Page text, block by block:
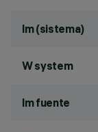
lm (sistema)
W system
lm fuente